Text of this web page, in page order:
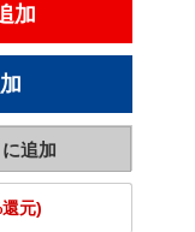
元)